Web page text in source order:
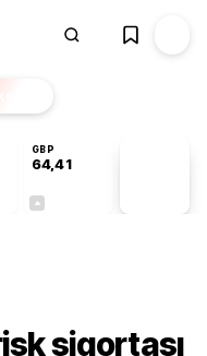
GBP
64,41
sigortası